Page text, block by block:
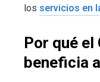
los servicios en
Por qué el
beneficia